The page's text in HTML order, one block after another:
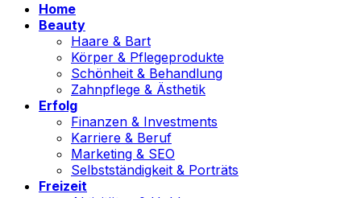
Home
Beauty
Haare & Bart
Körper & Pflegeprodukte
Schönheit & Behandlung
Zahnpflege & Ästhetik
Erfolg
Finanzen & Investments
Karriere & Beruf
Marketing & SEO
Selbstständigkeit & Porträts
Freizeit